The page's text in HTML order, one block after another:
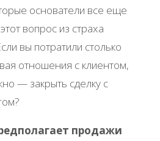
основатели все еще
вопрос из страха
вы потратили столько
отношения с клиентом,
— закрыть сделку с
продажи